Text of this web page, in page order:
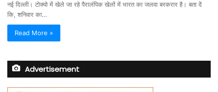
नई दिल्ली। टोक्यो में खेले जा रहे पैरालंपिक खेलों में भारत का जलवा बरकरार है। बता दें
कि, शनिवार का…
Read More »
Advertisement